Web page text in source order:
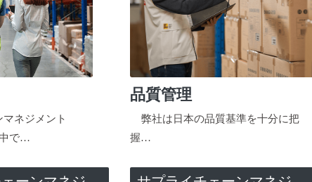
ネジメント
中で…
品質管理
弊社は日本の品質基準を十分に把
握…